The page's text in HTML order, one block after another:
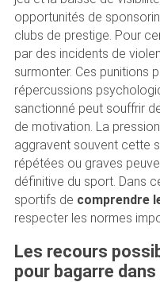
opportunités de
clubs de prestige. Pour
par des incidents de
surmonter. Ces punitions
répercussions
sanctionné peut souffrir
de motivation. La
aggravent souvent cette
répétées ou graves
définitive du sport. Dans
sportifs de comprendre
respecter les normes
Les recours
pour bagarre